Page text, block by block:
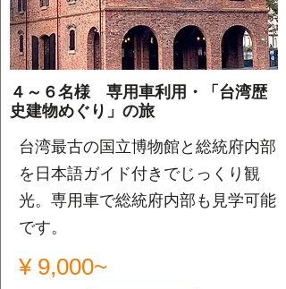
４～６名様 専用車利用・「台湾歴
史建物めぐり」の旅
台湾最古の国立博物館と総統府内部
を日本語ガイド付きでじっくり観
光。専用車で総統府内部も見学可能
です。
¥ 9,000~